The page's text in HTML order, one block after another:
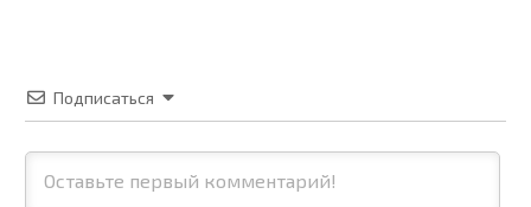
Подписаться